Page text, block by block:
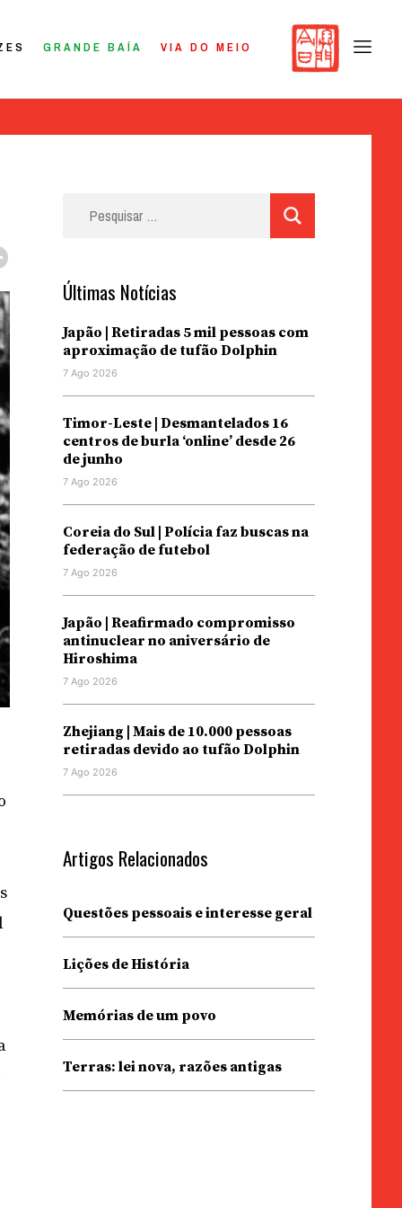
GRANDE BAÍA VIA DO MEIO
Últimas Notícias
Japão | Retiradas 5 mil pessoas com
aproximação de tufão Dolphin
7 Ago 2026
Timor-Leste | Desmantelados 16
centros de burla ‘online’ desde 26
de junho
7 Ago 2026
Coreia do Sul | Polícia faz buscas na
federação de futebol
7 Ago 2026
Japão | Reafirmado compromisso
antinuclear no aniversário de
Hiroshima
7 Ago 2026
Zhejiang | Mais de 10.000 pessoas
retiradas devido ao tufão Dolphin
7 Ago 2026
Artigos Relacionados
Questões pessoais e interesse geral
Lições de História
Memórias de um povo
Terras: lei nova, razões antigas